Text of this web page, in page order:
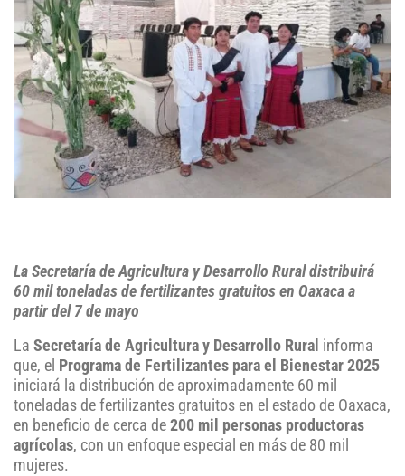
La Secretaría de Agricultura y Desarrollo Rural distribuirá
60 mil toneladas de fertilizantes gratuitos en Oaxaca a
partir del 7 de mayo
La Secretaría de Agricultura y Desarrollo Rural informa
que, el Programa de Fertilizantes para el Bienestar 2025
iniciará la distribución de aproximadamente 60 mil
toneladas de fertilizantes gratuitos en el estado de Oaxaca,
en beneficio de cerca de 200 mil personas productoras
agrícolas, con un enfoque especial en más de 80 mil
mujeres.